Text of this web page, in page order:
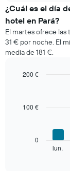
el
precio
medio
de
una
habitación
mes
muestra
¿Cuál es el día
hotel en Pará?
El martes ofrece las
31 € por noche. El
media de 181 €.
lun.
0
100 €
200 €